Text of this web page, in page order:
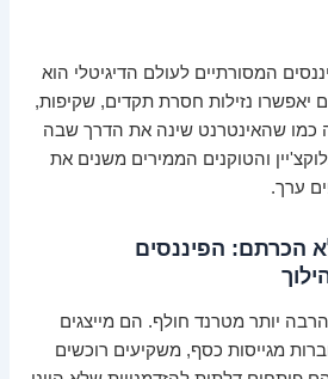
המסורתיים לעולם הדיגיטלי הוא
יאפשרו נזילות חסרת תקדים, שקיפות,
כמו שהאינטרנט שינה את הדרך שבה
והטוקנים הממירים משנים את
ערך.
הכרתם: הפיננסים
יותר מטרנד חולף. הם מייצגים
מגייסות כסף, משקיעים רוכשים